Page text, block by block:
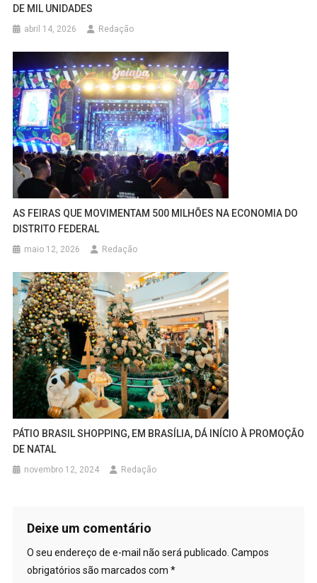
DE MIL UNIDADES
abril 14, 2026 Redação
AS FEIRAS QUE MOVIMENTAM 500 MILHÕES NA ECONOMIA DO
DISTRITO FEDERAL
maio 12, 2026 Redação
PÁTIO BRASIL SHOPPING, EM BRASÍLIA, DÁ INÍCIO À PROMOÇÃO
DE NATAL
novembro 12, 2024 Redação
Deixe um comentário
O seu endereço de e-mail não será publicado. Campos
obrigatórios são marcados com *